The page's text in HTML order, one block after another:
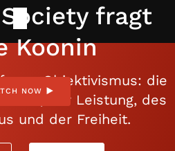
fragt
Koonin
NOW
Objektivismus: die
der Leistung, des
und der Freiheit.